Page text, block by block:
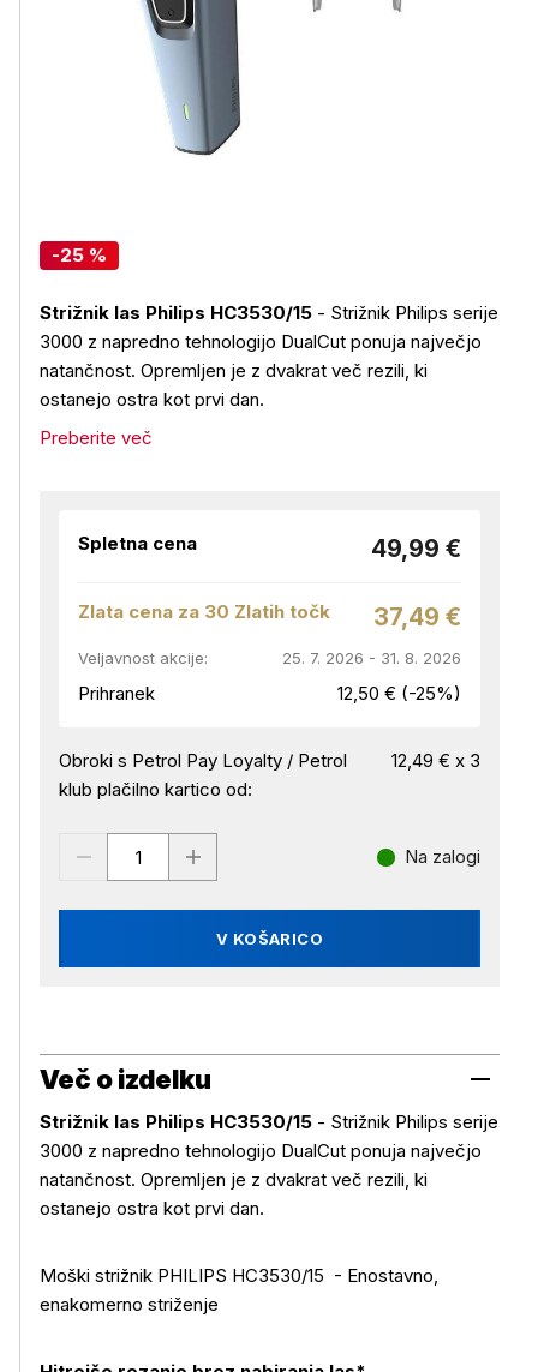
-25 %
Strižnik las Philips HC3530/15 - Strižnik Philips serije
3000 z napredno tehnologijo DualCut ponuja največjo
natančnost. Opremljen je z dvakrat več rezili, ki
ostanejo ostra kot prvi dan.
Preberite več
Spletna cena 49,99 €
Zlata cena za 30 Zlatih točk 37,49 €
Veljavnost akcije: 25. 7. 2026 - 31. 8. 2026
Prihranek 12,50 € (-25%)
Obroki s Petrol Pay Loyalty / Petrol
klub plačilno kartico od:
12,49 € x 3
V KOŠARICO
Na zalogi
Več o izdelku
Strižnik las Philips HC3530/15 - Strižnik Philips serije
3000 z napredno tehnologijo DualCut ponuja največjo
natančnost. Opremljen je z dvakrat več rezili, ki
ostanejo ostra kot prvi dan.
Moški strižnik PHILIPS HC3530/15 - Enostavno,
enakomerno striženje